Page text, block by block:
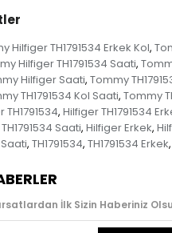
Hilfiger TH1791534 Erkek Kol,
Hilfiger TH1791534 Saati,
Hilfiger Saati, Tommy
TH1791534 Kol Saati, Tommy
TH1791534, Hilfiger TH1791534
Saati, Hilfiger Erkek,
, TH1791534, TH1791534 Erkek,
İlk Sizin Haberiniz